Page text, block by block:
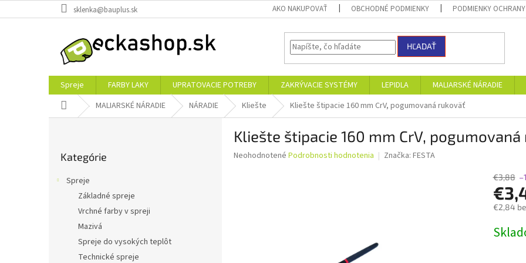
na
sklenka@bauplus.sk AKO NAKUPOVAŤ OBCHODNÉ PODMIENKY PODMIENKY OCHRANY
HĽADAŤ
Spreje FARBY LAKY UPRATOVACIE POTREBY ZAKRÝVACIE SYSTÉMY LEPIDLA MALIARSKÉ NÁRADIE
DomovMALIARSKÉ NÁRADIE NÁRADIE Kliešte Kliešte štipacie 160 mm CrV, pogumovaná rukoväť
kategórie
Kategórie
Spreje
Základné spreje
Vrchné farby v spreji
Mazivá
Spreje do vysokých teplôt
Technické spreje
Kliešte štipacie 160 mm CrV,
Priemerné
Neohodnotené Podrobnosti hodnotenia Značka: FESTA
€3,88
€2,84
cena: